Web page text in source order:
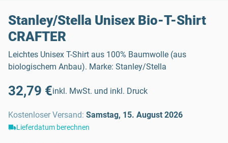
Stanley/Stella Unisex Bio-T-Shirt
CRAFTER
Leichtes Unisex T-Shirt aus 100% Baumwolle (aus
biologischem Anbau). Marke: Stanley/Stella
32,79 €inkl. MwSt. und inkl. Druck
Kostenloser Versand: Samstag, 15. August 2026
Lieferdatum berechnen